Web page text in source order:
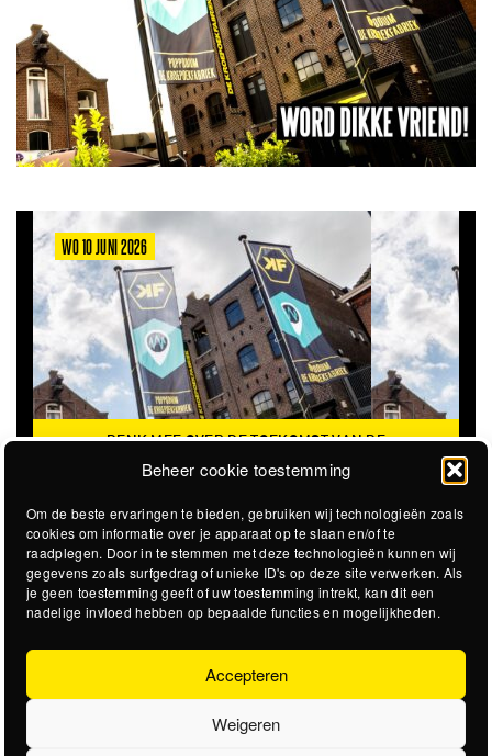
Beheer cookie toestemming
Om de beste ervaringen te bieden, gebruiken wij technologieën zoals
cookies om informatie over je apparaat op te slaan en/of te
raadplegen. Door in te stemmen met deze technologieën kunnen wij
gegevens zoals surfgedrag of unieke ID's op deze site verwerken. Als
je geen toestemming geeft of uw toestemming intrekt, kan dit een
nadelige invloed hebben op bepaalde functies en mogelijkheden.
Accepteren
Weigeren
WO 10 JUNI 2026
DENK MEE OVER DE TOEKOMST VAN DE
KROEPOEKFABRIEK